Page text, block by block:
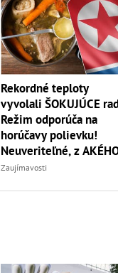
Rekordné teploty
vyvolali ŠOKUJÚCE
Režim odporúča na
horúčavy polievku!
Neuveriteľné, z
zvierata
Zaujímavosti